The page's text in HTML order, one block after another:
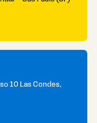
10 Las Condes,